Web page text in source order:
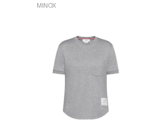
MINOX